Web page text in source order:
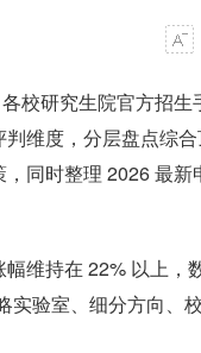
校研究生院官方招生
维度，分层盘点综
同时整理 2026 最新
维持在 22% 以上，
实验室、细分方向、